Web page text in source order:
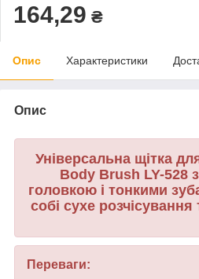
164,29 ₴
Опис Характеристики
Опис
Універсальна щітка
Body Brush LY-528з
головкою і тонкими
собі сухе
Переваги: